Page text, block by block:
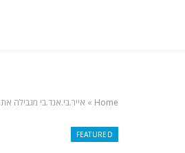
Home
» אייר.בי.אנד.בי מגבילה
FEATURED